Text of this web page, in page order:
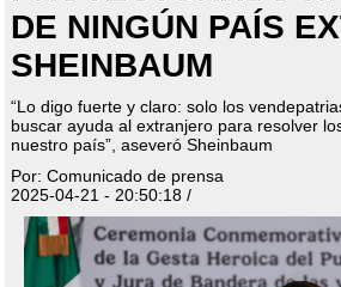
DE NINGÚN PAÍS
SHEINBAUM
“Lo digo fuerte y claro: solo los
buscar ayuda al extranjero para resolver
nuestro país”, aseveró Sheinbaum
Por: Comunicado de prensa
2025-04-21 - 20:50:18 /